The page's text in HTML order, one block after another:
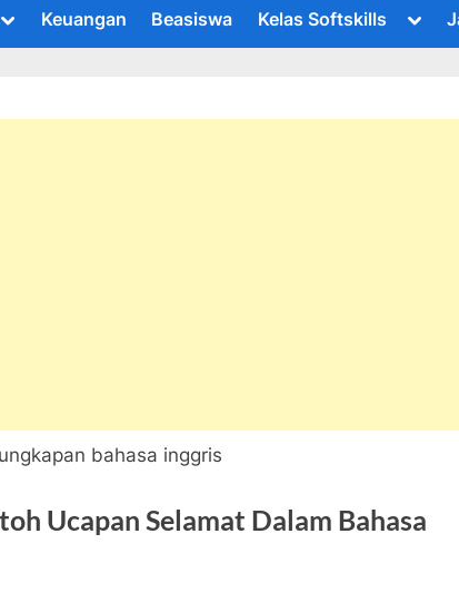
ToggleKeuangan Beasiswa Kelas Softskills
menu
Ucapan Selamat Dalam Bahasa